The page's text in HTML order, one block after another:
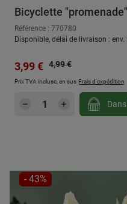
Bicyclette "promenade"
Référence : 770780
Disponible, délai de livraison :
Prix de vente :
3,99 € Prix régulier :
4,99 €
Prix TVA incluse, en sus Frais d'expédition
Quantité de
RÉDUCTION
- 43%